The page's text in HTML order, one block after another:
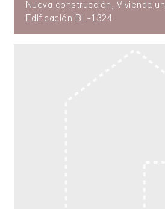
Nueva construcción, Vivienda
Edificación BL-1324